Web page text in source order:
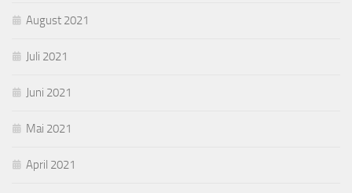
August 2021
Juli 2021
Juni 2021
Mai 2021
April 2021